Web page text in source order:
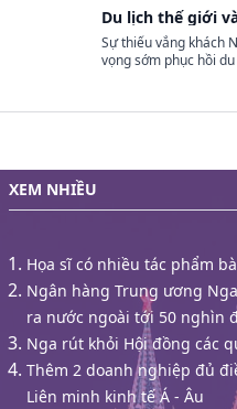
Du lịch thế giới
Nga
Sự thiếu vắng khách
vọng sớm phục hồi
XEM NHIỀU
Họa sĩ có nhiều tác phẩm
Ngân hàng Trung ương
ra nước ngoài tới 50 nghìn
Nga rút khỏi Hội đồng các
Thêm 2 doanh nghiệp đủ
Liên minh kinh tế Á - Âu